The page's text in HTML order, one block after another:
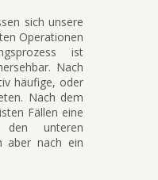
sich unsere
Operationen
ist
Nach
häufige, oder
Nach dem
Fällen eine
unteren
aber nach ein